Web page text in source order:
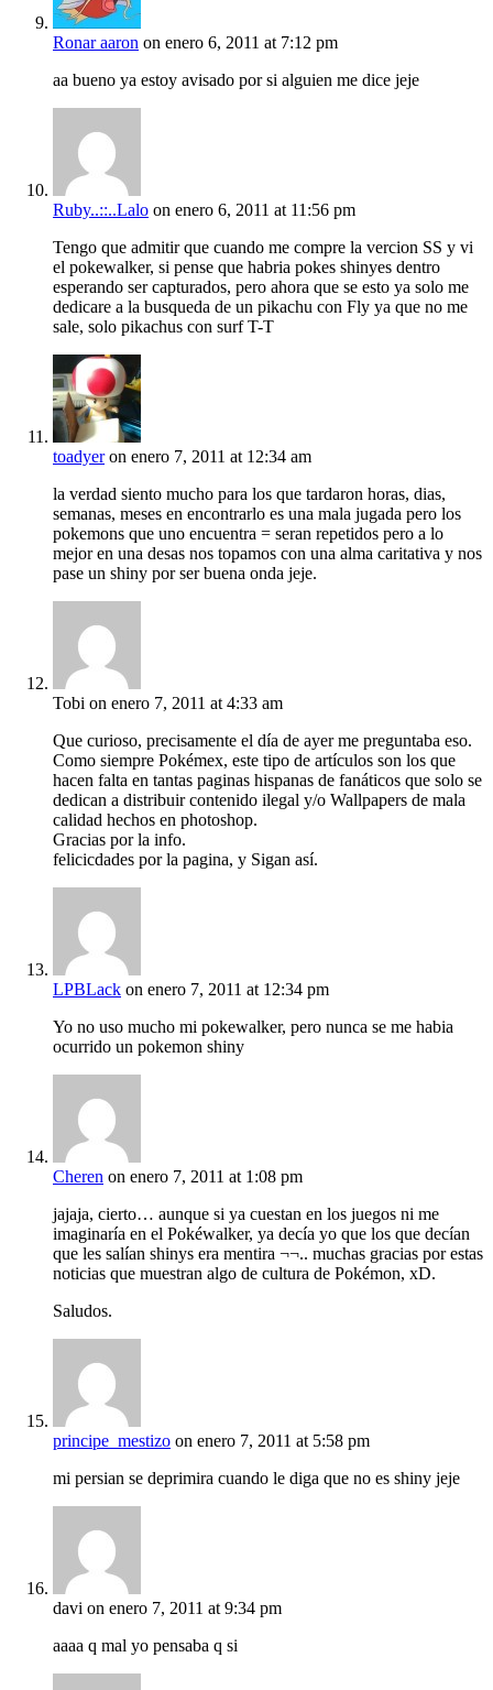
Ronar aaron on enero 6, 2011 at 7:12 pm
aa bueno ya estoy avisado por si alguien me dice jeje
Ruby..::..Lalo on enero 6, 2011 at 11:56 pm
Tengo que admitir que cuando me compre la vercion SS y vi
el pokewalker, si pense que habria pokes shinyes dentro
esperando ser capturados, pero ahora que se esto ya solo me
dedicare a la busqueda de un pikachu con Fly ya que no me
sale, solo pikachus con surf T-T
toadyer on enero 7, 2011 at 12:34 am
la verdad siento mucho para los que tardaron horas, dias,
semanas, meses en encontrarlo es una mala jugada pero los
pokemons que uno encuentra = seran repetidos pero a lo
mejor en una desas nos topamos con una alma caritativa y nos
pase un shiny por ser buena onda jeje.
Tobi on enero 7, 2011 at 4:33 am
Que curioso, precisamente el día de ayer me preguntaba eso.
Como siempre Pokémex, este tipo de artículos son los que
hacen falta en tantas paginas hispanas de fanáticos que solo se
dedican a distribuir contenido ilegal y/o Wallpapers de mala
calidad hechos en photoshop.
Gracias por la info.
felicicdades por la pagina, y Sigan así.
LPBLack on enero 7, 2011 at 12:34 pm
Yo no uso mucho mi pokewalker, pero nunca se me habia
ocurrido un pokemon shiny
Cheren on enero 7, 2011 at 1:08 pm
jajaja, cierto… aunque si ya cuestan en los juegos ni me
imaginaría en el Pokéwalker, ya decía yo que los que decían
que les salían shinys era mentira ¬¬.. muchas gracias por estas
noticias que muestran algo de cultura de Pokémon, xD.
Saludos.
principe_mestizo on enero 7, 2011 at 5:58 pm
mi persian se deprimira cuando le diga que no es shiny jeje
davi on enero 7, 2011 at 9:34 pm
aaaa q mal yo pensaba q si